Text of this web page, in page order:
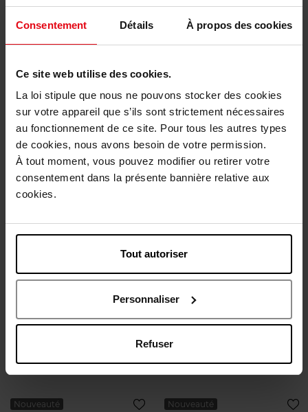
Consentement Détails À propos des cookies
Ce site web utilise des cookies.
La loi stipule que nous ne pouvons stocker des cookies
sur votre appareil que s’ils sont strictement nécessaires
au fonctionnement de ce site. Pour tous les autres types
de cookies, nous avons besoin de votre permission.
À tout moment, vous pouvez modifier ou retirer votre
consentement dans la présente bannière relative aux
cookies.
Tout autoriser
Personnaliser
Refuser
BACHCA
4,90 €
Nouveauté
Vegan
FARD À JOUES
Palette
1,50 € Ajouter
Nouveauté
Vegan
RECHARGEABLE
Palette
3,50 € Ajouter
Nouveauté
Nouveauté